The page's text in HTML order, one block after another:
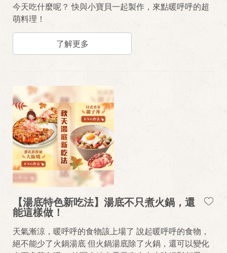
今天吃什麼呢？ 快與小寶貝一起製作，來點暖呼呼的超
萌料理！
了解更多
【湯底特色新吃法】湯底不只煮火鍋，還
能這樣做！
天氣漸涼，暖呼呼的食物該上場了 說起暖呼呼的食物，
絕不能少了火鍋湯底 但火鍋湯底除了火鍋，還可以變化